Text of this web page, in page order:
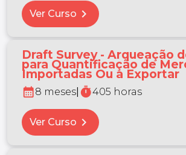
Ver Curso chevron_right
Draft Survey - Arqueação
para Quantificação de
Importadas Ou a Exportar
calendar_month8 meses timer405 horas
Ver Curso chevron_right